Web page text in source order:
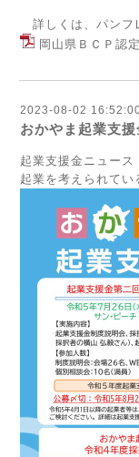
詳しくは、パンフ
岡山県ＢＣＰ認
2023-08-02
おかやま起業支
起業支援金ニュース
起業を考えられてい